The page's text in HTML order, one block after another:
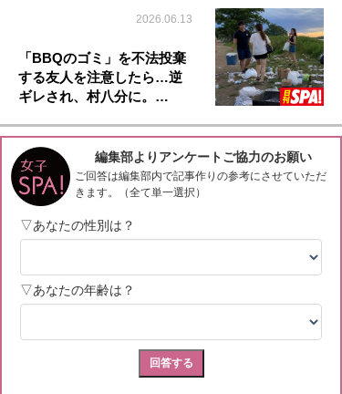
2026.06.13
「BBQのゴミ」を不法投棄
する友人を注意したら…逆
ギレされ、村八分に。…